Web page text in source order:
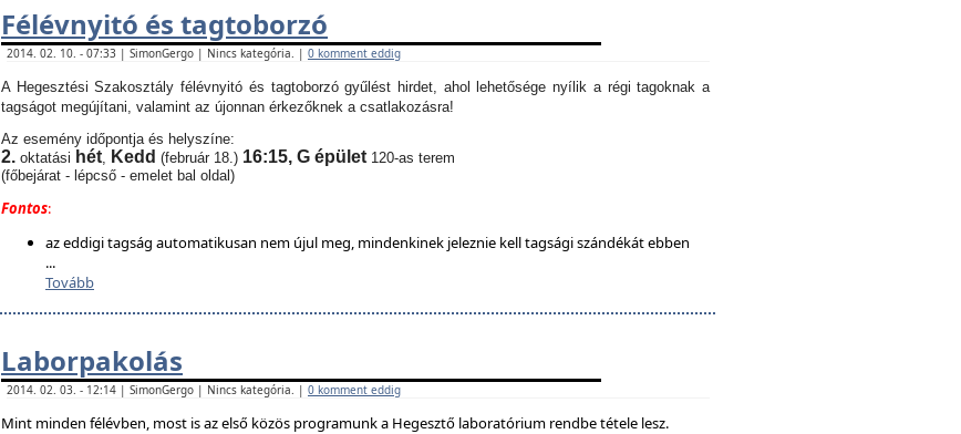
Félévnyitó és tagtoborzó
2014. 02. 10. - 07:33 | SimonGergo | Nincs kategória. | 0 komment eddig
A Hegesztési Szakosztály félévnyitó és tagtoborzó gyűlést hirdet, ahol lehetősége nyílik a régi tagoknak a
tagságot megújítani, valamint az újonnan érkezőknek a csatlakozásra!
Az esemény időpontja és helyszíne:
2. oktatási hét, Kedd (február 18.) 16:15, G épület120-as terem
(főbejárat - lépcső - emelet bal oldal)
Fontos:
az eddigi tagság automatikusan nem újul meg, mindenkinek jeleznie kell tagsági szándékát ebben
...
Tovább
Laborpakolás
2014. 02. 03. - 12:14 | SimonGergo | Nincs kategória. | 0 komment eddig
Mint minden félévben, most is az első közös programunk a Hegesztő laboratórium rendbe tétele lesz.